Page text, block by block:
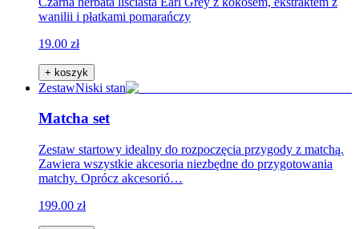
wanilii i płatkami pomarańczy
19.00 zł
+ koszyk
ZestawNiski stan
Matcha set
Zestaw startowy idealny do rozpoczęcia przygody z matchą.
Zawiera wszystkie akcesoria niezbędne do przygotowania
matchy. Oprócz akcesorió…
199.00 zł